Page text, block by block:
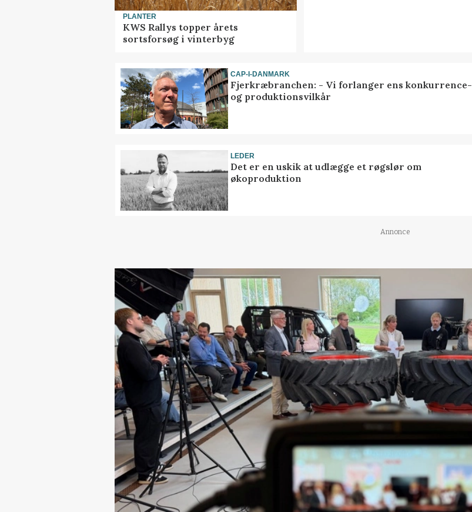
PLANTER
KWS Rallys topper årets
sortsforsøg i vinterbyg
CAP-I-DANMARK
Fjerkræbranchen: - Vi forlanger ens konkurrence-
og produktionsvilkår
LEDER
Det er en uskik at udlægge et røgslør om
økoproduktion
Annonce